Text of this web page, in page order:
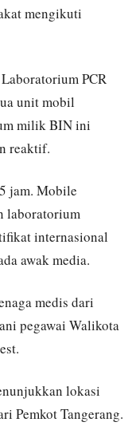
mengikuti
PCR
unit mobil
milik BIN ini
reaktif.
jam. Mobile
laboratorium
internasional
awak media.
medis dari
pegawai Walikota
lokasi
Pemkot Tangerang.